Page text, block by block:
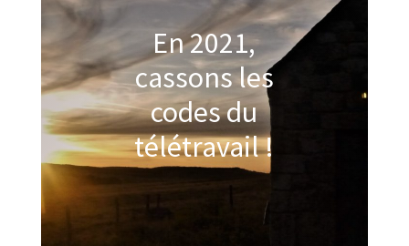
En 2021,
cassons les
codes du
télétravail !